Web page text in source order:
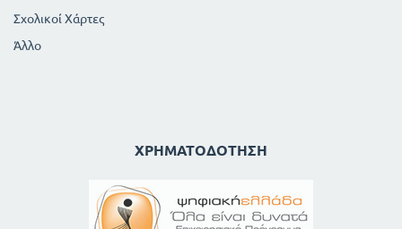
Σχολικοί Χάρτες
Άλλο
ΧΡΗΜΑΤΟΔΌΤΗΣΗ